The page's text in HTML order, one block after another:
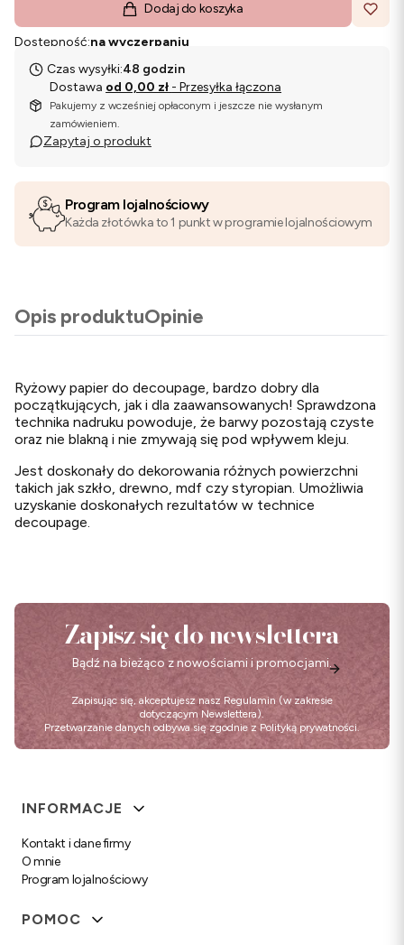
Dodaj do koszyka
Dostępność:na wyczerpaniu
Czas wysyłki:48 godzin
Dostawa od 0,00 zł - Przesyłka łączona
Pakujemy z wcześniej opłaconym i jeszcze nie wysłanym
zamówieniem.
Zapytaj o produkt
Program lojalnościowy
Każda złotówka to 1 punkt w programie lojalnościowym
Opis produktuOpinie
Ryżowy papier do decoupage, bardzo dobry dla
początkujących, jak i dla zaawansowanych! Sprawdzona
technika nadruku powoduje, że barwy pozostają czyste
oraz nie blakną i nie zmywają się pod wpływem kleju.
Jest doskonały do dekorowania różnych powierzchni
takich jak szkło, drewno, mdf czy styropian. Umożliwia
uzyskanie doskonałych rezultatów w technice
decoupage.
Zapisz się do newslettera
Bądź na bieżąco z nowościami i promocjami.
Zapisując się, akceptujesz nasz Regulamin (w zakresie
dotyczącym Newslettera).
Przetwarzanie danych odbywa się zgodnie z Polityką prywatności.
Linki w stopce
INFORMACJE
Kontakt i dane firmy
O mnie
Program lojalnościowy
POMOC